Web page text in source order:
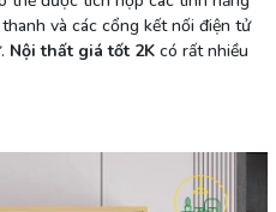
và các cổng kết nối điện tử
Nội thất giá tốt 2Kcó rất nhiều